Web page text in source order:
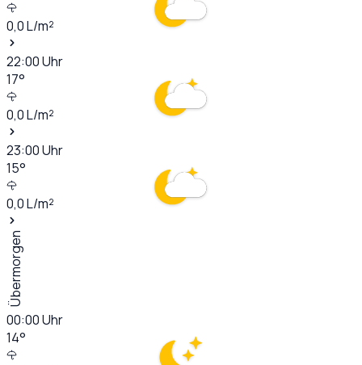
0,0L/m²
22:00Uhr
17°
0,0L/m²
23:00Uhr
15°
0,0L/m²
Übermorgen
00:00Uhr
14°